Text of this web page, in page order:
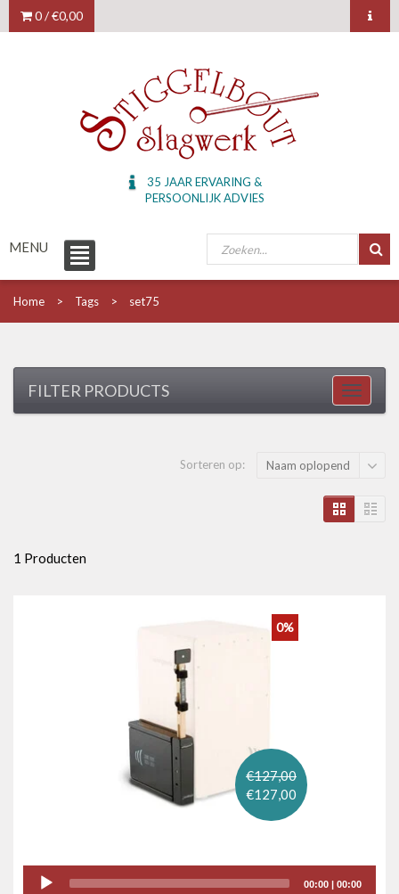
0 /€0,00
35 JAAR ERVARING &
PERSOONLIJK ADVIES
MENU
Home Tags set75
FILTER PRODUCTS
Sorteren op: Naam oplopend
1 Producten
€127,00
€127,00
0%
00:00 | 00:00